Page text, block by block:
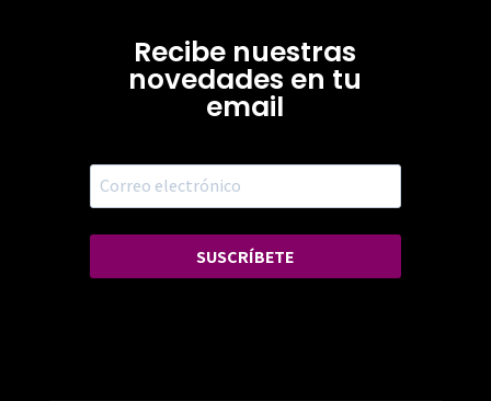
Recibe nuestras
novedades en tu
email
SUSCRÍBETE